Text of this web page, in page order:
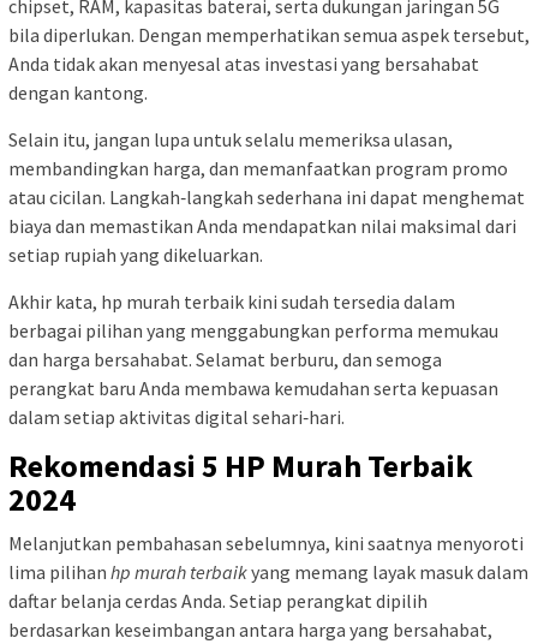
chipset, RAM, kapasitas baterai, serta dukungan jaringan 5G
bila diperlukan. Dengan memperhatikan semua aspek tersebut,
Anda tidak akan menyesal atas investasi yang bersahabat
dengan kantong.
Selain itu, jangan lupa untuk selalu memeriksa ulasan,
membandingkan harga, dan memanfaatkan program promo
atau cicilan. Langkah‑langkah sederhana ini dapat menghemat
biaya dan memastikan Anda mendapatkan nilai maksimal dari
setiap rupiah yang dikeluarkan.
Akhir kata, hp murah terbaik kini sudah tersedia dalam
berbagai pilihan yang menggabungkan performa memukau
dan harga bersahabat. Selamat berburu, dan semoga
perangkat baru Anda membawa kemudahan serta kepuasan
dalam setiap aktivitas digital sehari‑hari.
Rekomendasi 5 HP Murah Terbaik
2024
Melanjutkan pembahasan sebelumnya, kini saatnya menyoroti
lima pilihan hp murah terbaikyang memang layak masuk dalam
daftar belanja cerdas Anda. Setiap perangkat dipilih
berdasarkan keseimbangan antara harga yang bersahabat,